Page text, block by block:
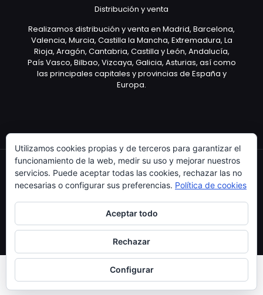
Distribución y venta
Realizamos distribución y venta en Madrid, Barcelona,
Valencia, Murcia, Castilla la Mancha, Extremadura, La
Rioja, Aragón, Cantabria, Castilla y León, Andalucía,
País Vasco, Bilbao, Vizcaya, Galicia, Asturias, así como
las principales capitales y provincias de España y
Europa.
Utilizamos cookies propias y de terceros para garantizar el
funcionamiento de la web, medir su uso y mejorar nuestros
servicios. Puede aceptar todas las cookies, rechazar las no
necesarias o configurar sus preferencias. Política de cookies
Aceptar todo
Rechazar
Configurar